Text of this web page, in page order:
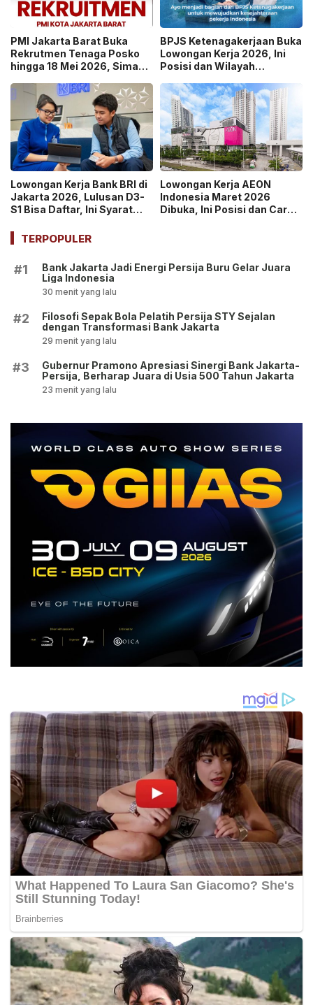
PMI Jakarta Barat Buka
Rekrutmen Tenaga Posko
hingga 18 Mei 2026, Simak
BPJS Ketenagakerjaan Buka
Lowongan Kerja 2026, Ini
Posisi dan Wilayah
Lowongan Kerja Bank BRI di
Jakarta 2026, Lulusan D3-
S1 Bisa Daftar, Ini Syarat
Lowongan Kerja AEON
Indonesia Maret 2026
Dibuka, Ini Posisi dan Cara
TERPOPULER
#1
Bank Jakarta Jadi Energi Persija Buru Gelar Juara
Liga Indonesia
30 menit yang lalu
#2
Filosofi Sepak Bola Pelatih Persija STY Sejalan
dengan Transformasi Bank Jakarta
29 menit yang lalu
#3
Gubernur Pramono Apresiasi Sinergi Bank Jakarta-
Persija, Berharap Juara di Usia 500 Tahun Jakarta
23 menit yang lalu